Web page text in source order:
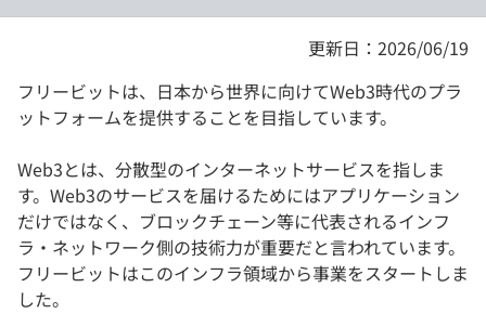
更新日：2026/06/19
フリービットは、日本から世界に向けてWeb3時代のプラ
ットフォームを提供することを目指しています。
Web3とは、分散型のインターネットサービスを指しま
す。Web3のサービスを届けるためにはアプリケーション
だけではなく、ブロックチェーン等に代表されるインフ
ラ・ネットワーク側の技術力が重要だと言われています。
フリービットはこのインフラ領域から事業をスタートしま
した。